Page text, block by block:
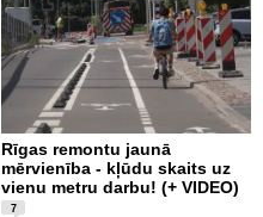
Rīgas remontu jaunā
mērvienība - kļūdu skaits uz
vienu metru darbu! (+ VIDEO)
7